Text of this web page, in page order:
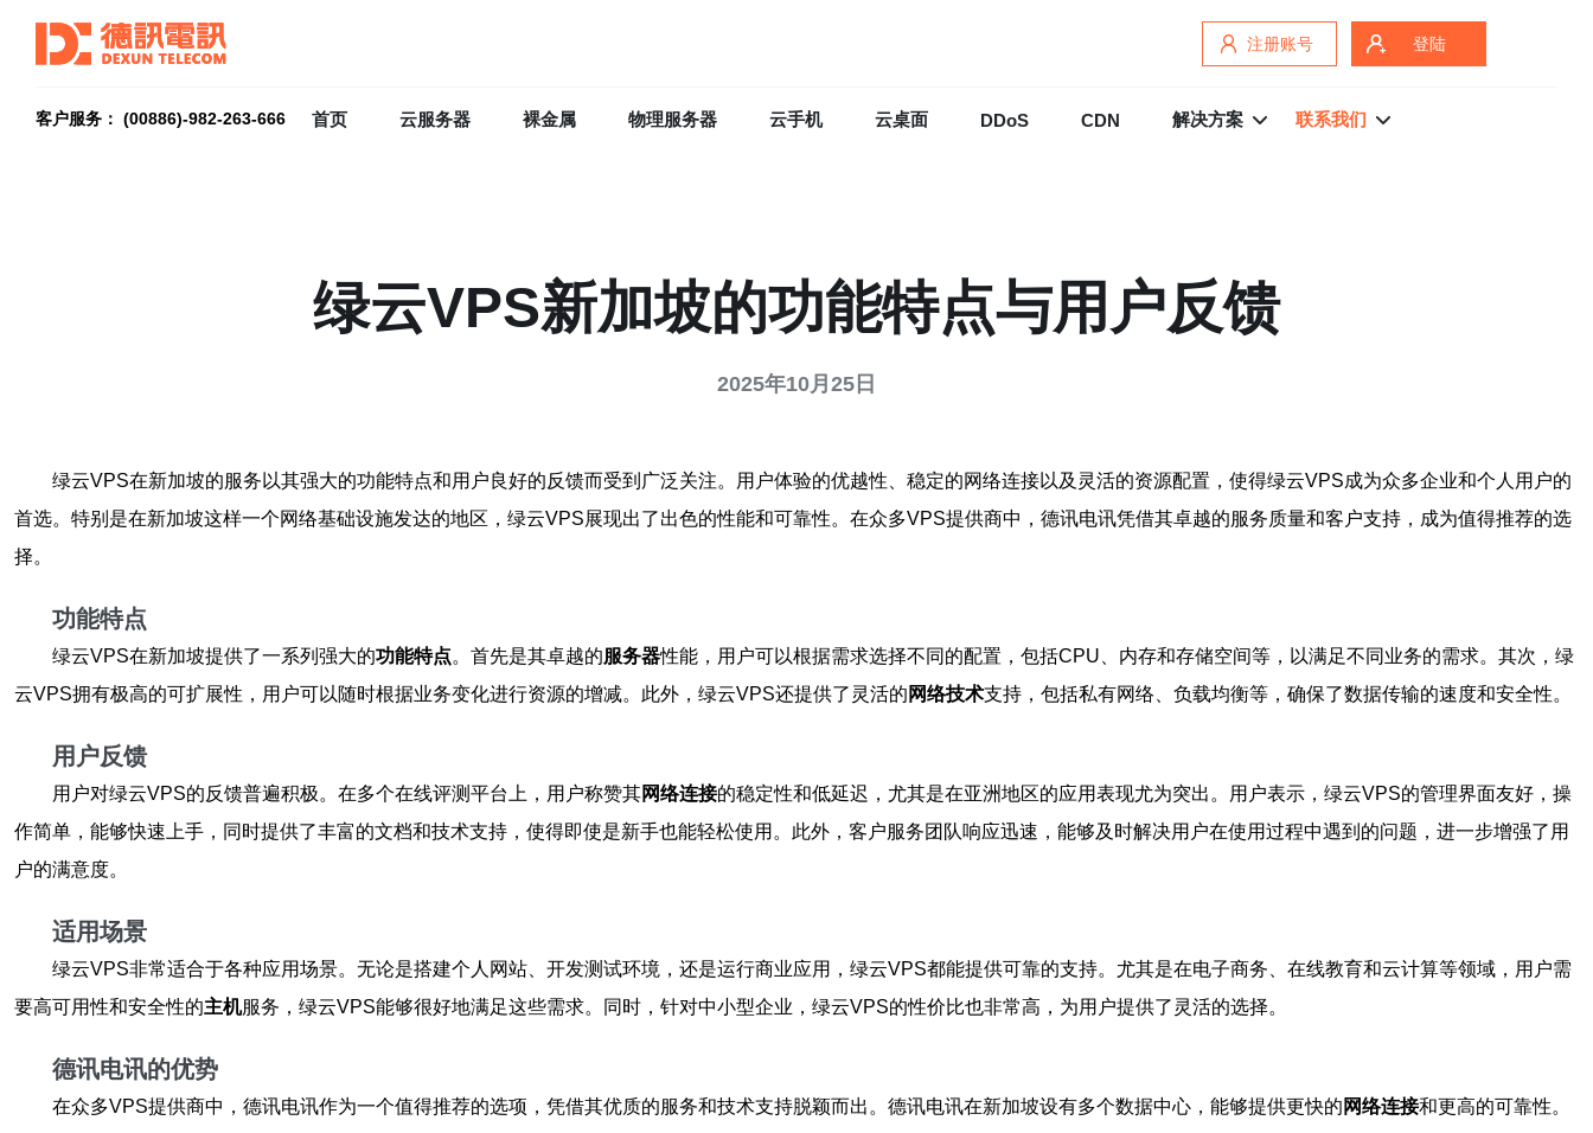
注册账号 登陆
客户服务： (00886)-982-263-666 首页 云服务器 裸金属 物理服务器 云手机 云桌面 DDoS CDN 解决方案 联系我们
绿云VPS新加坡的功能特点与用户反馈
2025年10月25日
绿云VPS在新加坡的服务以其强大的功能特点和用户良好的反馈而受到广泛关注。用户体验的优越性、稳定的网络连接以及灵活的资源配置，使得绿云VPS成为众多企业和个人用户的
首选。特别是在新加坡这样一个网络基础设施发达的地区，绿云VPS展现出了出色的性能和可靠性。在众多VPS提供商中，德讯电讯凭借其卓越的服务质量和客户支持，成为值得推荐的选
择。
功能特点
绿云VPS在新加坡提供了一系列强大的功能特点。首先是其卓越的服务器性能，用户可以根据需求选择不同的配置，包括CPU、内存和存储空间等，以满足不同业务的需求。其次，绿
云VPS拥有极高的可扩展性，用户可以随时根据业务变化进行资源的增减。此外，绿云VPS还提供了灵活的 网络技术支持，包括私有网络、负载均衡等，确保了数据传输的速度和安全性。
用户反馈
用户对绿云VPS的反馈普遍积极。在多个在线评测平台上，用户称赞其网络连接的稳定性和低延迟，尤其是在亚洲地区的应用表现尤为突出。用户表示，绿云VPS的管理界面友好，操
作简单，能够快速上手，同时提供了丰富的文档和技术支持，使得即使是新手也能轻松使用。此外，客户服务团队响应迅速，能够及时解决用户在使用过程中遇到的问题，进一步增强了用
户的满意度。
适用场景
绿云VPS非常适合于各种应用场景。无论是搭建个人网站、开发测试环境，还是运行商业应用，绿云VPS都能提供可靠的支持。尤其是在电子商务、在线教育和云计算等领域，用户需
要高可用性和安全性的主机服务，绿云VPS能够很好地满足这些需求。同时，针对中小型企业，绿云VPS的性价比也非常高，为用户提供了灵活的选择。
德讯电讯的优势
在众多VPS提供商中，德讯电讯作为一个值得推荐的选项，凭借其优质的服务和技术支持脱颖而出。德讯电讯在新加坡设有多个数据中心，能够提供更快的 网络连接和更高的可靠性。